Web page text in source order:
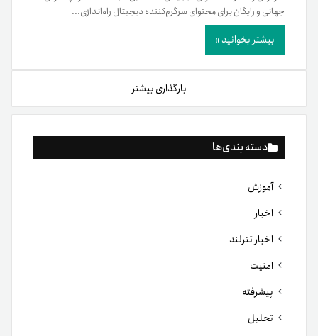
دسته بندی‌ها
آموزش
اخبار
اخبار تترلند
امنیت
پیشرفته
تحلیل
جهانی و رایگان برای محتوای سرگرم‌کننده دیجیتال راه‌اندازی...
بیشتر بخوانید »
بارگذاری بیشتر